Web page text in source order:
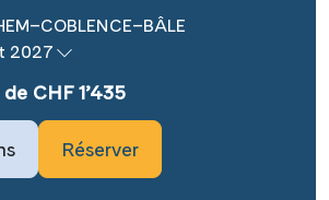
2027
CHF 1’435
Réserver